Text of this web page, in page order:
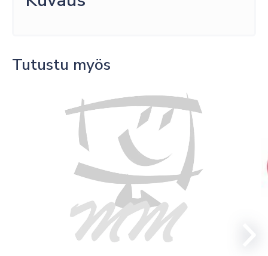
Tutustu myös